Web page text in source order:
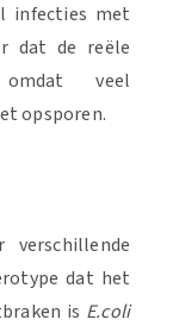
infecties met
dat de reële
veel
opsporen.
verschillende
dat het
is E.coli